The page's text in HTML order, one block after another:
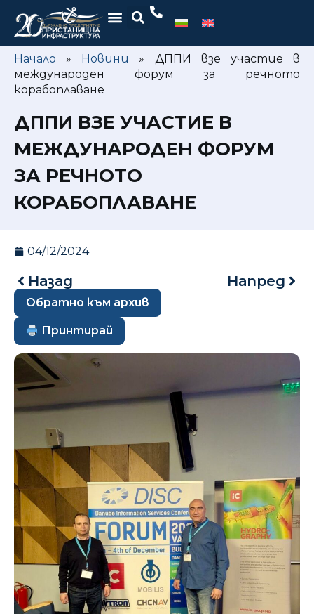
Начало » Новини » ДППИ взе участие в
международен форум за речното
корабоплаване
ДППИ ВЗЕ УЧАСТИЕ В
МЕЖДУНАРОДЕН ФОРУМ
ЗА РЕЧНОТО
КОРАБОПЛАВАНЕ
04/12/2024
Назад Напред
Обратно към архив
Принтирай